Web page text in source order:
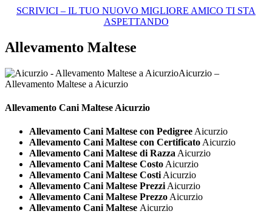
SCRIVICI – IL TUO NUOVO MIGLIORE AMICO TI STA
ASPETTANDO
Allevamento Maltese
Aicurzio –
Allevamento Maltese a Aicurzio
Allevamento Cani Maltese Aicurzio
Allevamento Cani Maltese con Pedigree Aicurzio
Allevamento Cani Maltese con Certificato Aicurzio
Allevamento Cani Maltese di Razza Aicurzio
Allevamento Cani Maltese Costo Aicurzio
Allevamento Cani Maltese Costi Aicurzio
Allevamento Cani Maltese Prezzi Aicurzio
Allevamento Cani Maltese Prezzo Aicurzio
Allevamento Cani Maltese Aicurzio